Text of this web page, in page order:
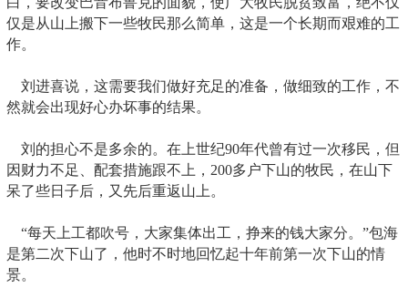
仅是从山上搬下一些牧民那么简单，这是一个长期而艰难的工
作。
刘进喜说，这需要我们做好充足的准备，做细致的工作，不
然就会出现好心办坏事的结果。
刘的担心不是多余的。在上世纪90年代曾有过一次移民，但
因财力不足、配套措施跟不上，200多户下山的牧民，在山下
呆了些日子后，又先后重返山上。
“每天上工都吹号，大家集体出工，挣来的钱大家分。”包海
是第二次下山了，他时不时地回忆起十年前第一次下山的情
景。